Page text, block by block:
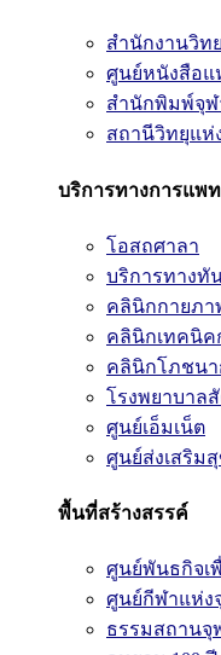
สำนักงานวิท
ศูนย์หนังสือแ
สำนักพิมพ์จุ
สถานีวิทยุแห่
บริการทางการแพ
โอสถศาลา
บริการทางทั
คลินิกกายภา
คลินิกเทคนิค
คลินิกโภชนา
โรงพยาบาล
ศูนย์เอ็มเน็ต
ศูนย์ส่งเสริม
พื้นที่สร้างสรรค์
ศูนย์พันธกิจเ
ศูนย์กีฬาแห่ง
ธรรมสถานจุ